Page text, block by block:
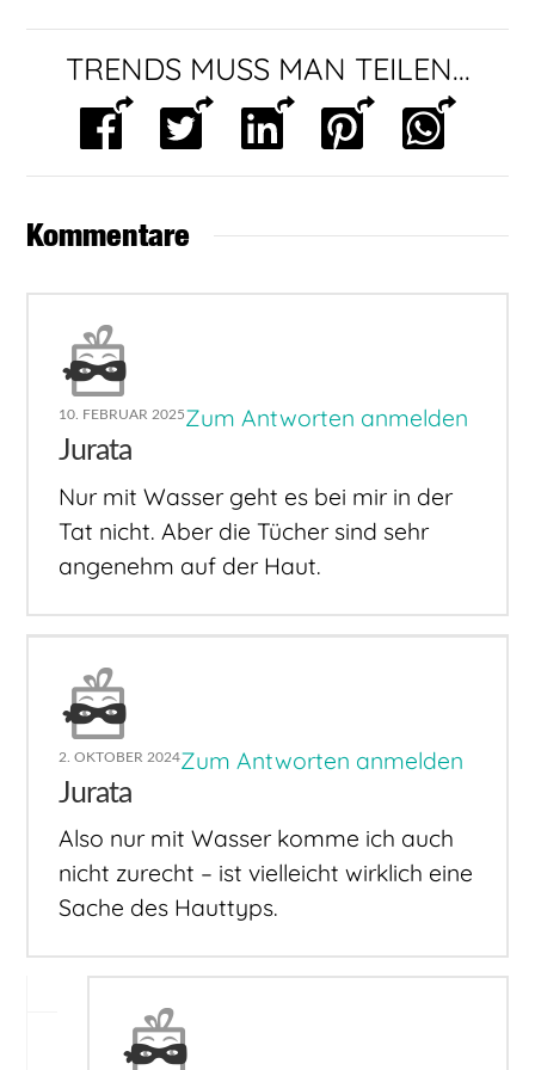
TRENDS MUSS MAN TEILEN...
Kommentare
10. FEBRUAR 2025Zum Antworten anmelden
Jurata
Nur mit Wasser geht es bei mir in der
Tat nicht. Aber die Tücher sind sehr
angenehm auf der Haut.
2. OKTOBER 2024Zum Antworten anmelden
Jurata
Also nur mit Wasser komme ich auch
nicht zurecht – ist vielleicht wirklich eine
Sache des Hauttyps.